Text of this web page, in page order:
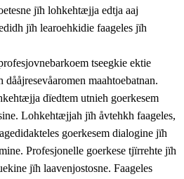
jïh lohkehtæjja edtja aaj
jïh learoehkidie faageles jïh
tseegkie ektie
maahtoebatnan.
dïedtem utnieh goerkesem
Lohkehtæjjah jïh åvtehkh faageles,
goerkesem dialogine jïh
Profesjonelle goerkese tjïrrehte jïh
jïh laavenjostosne. Faageles